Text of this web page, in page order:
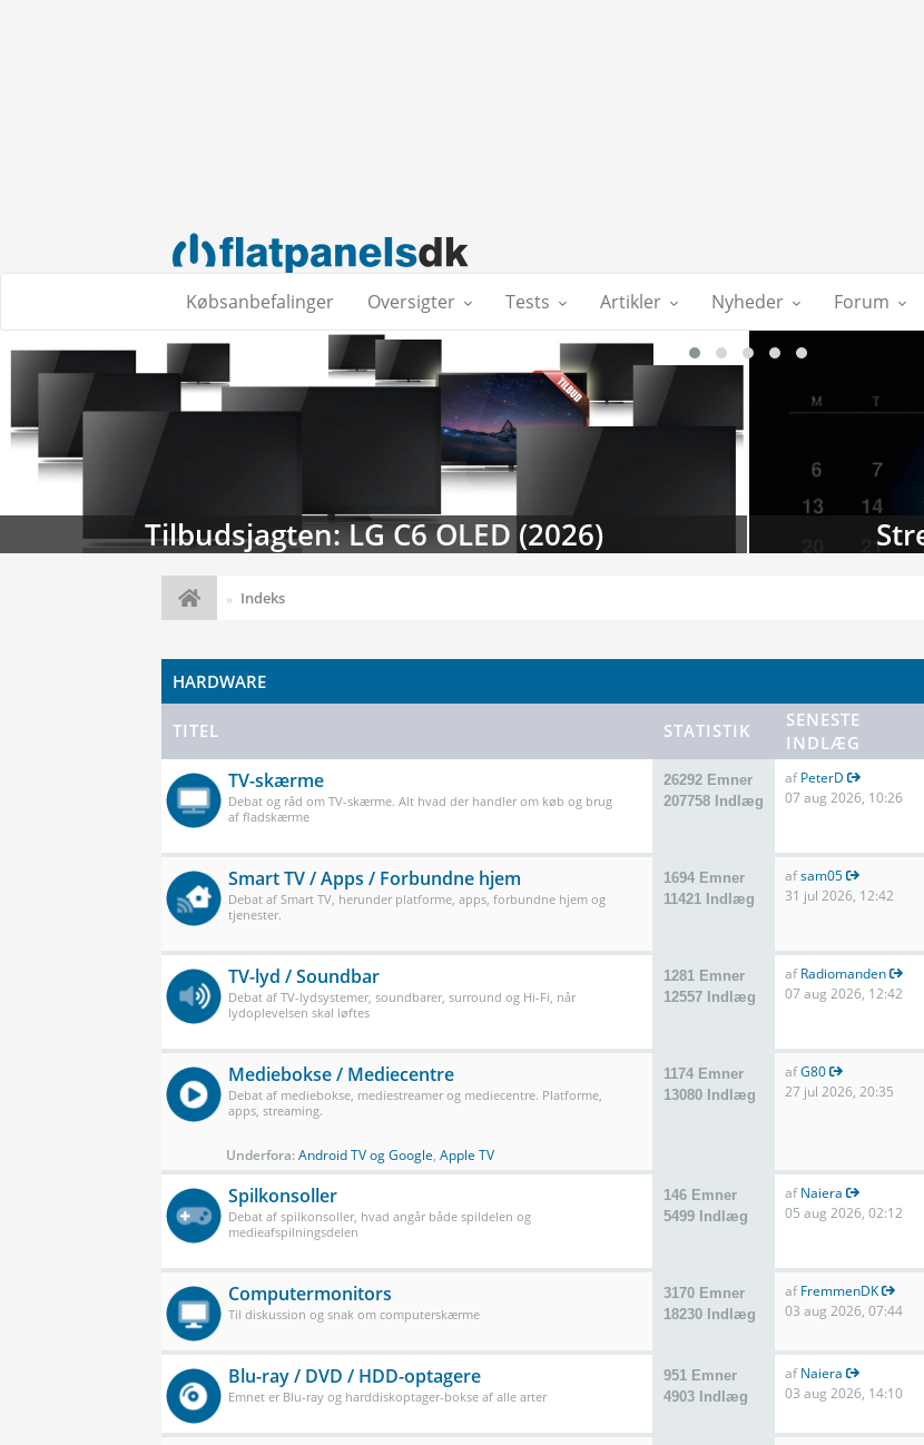
Købsanbefalinger Oversigter Tests Artikler Nyheder Forum
Streaming-kalenderen: Nyt i august
Indeks
HARDWARE
TITEL STATISTIK
SENESTE
INDLÆG
TV-skærme
Debat og råd om TV-skærme. Alt hvad der handler om køb og brug
af fladskærme
26292 Emner
207758 Indlæg
afPeterD
07 aug 2026, 10:26
Smart TV / Apps / Forbundne hjem
Debat af Smart TV, herunder platforme, apps, forbundne hjem og
tjenester.
1694 Emner
11421 Indlæg
afsam05
31 jul 2026, 12:42
TV-lyd / Soundbar
Debat af TV-lydsystemer, soundbarer, surround og Hi-Fi, når
lydoplevelsen skal løftes
1281 Emner
12557 Indlæg
afRadiomanden
07 aug 2026, 12:42
Mediebokse / Mediecentre
Debat af mediebokse, mediestreamer og mediecentre. Platforme,
apps, streaming.
Underfora:Android TV og Google, Apple TV
1174 Emner
13080 Indlæg
afG80
27 jul 2026, 20:35
Spilkonsoller
Debat af spilkonsoller, hvad angår både spildelen og
medieafspilningsdelen
146 Emner
5499 Indlæg
afNaiera
05 aug 2026, 02:12
Computermonitors
Til diskussion og snak om computerskærme
3170 Emner
18230 Indlæg
afFremmenDK
03 aug 2026, 07:44
Blu-ray / DVD / HDD-optagere
Emnet er Blu-ray og harddiskoptager-bokse af alle arter
951 Emner
4903 Indlæg
afNaiera
03 aug 2026, 14:10